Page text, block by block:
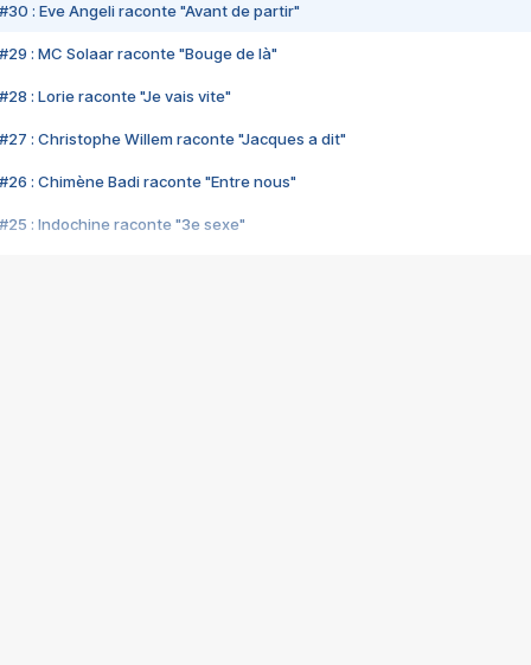
#30 : Eve Angeli raconte "Avant de partir"
#29 : MC Solaar raconte "Bouge de là"
#28 : Lorie raconte "Je vais vite"
#27 : Christophe Willem raconte "Jacques a dit"
#26 : Chimène Badi raconte "Entre nous"
#25 : Indochine raconte "3e sexe"